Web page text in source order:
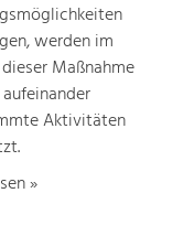
werden im
Maßnahme
Aktivitäten
»